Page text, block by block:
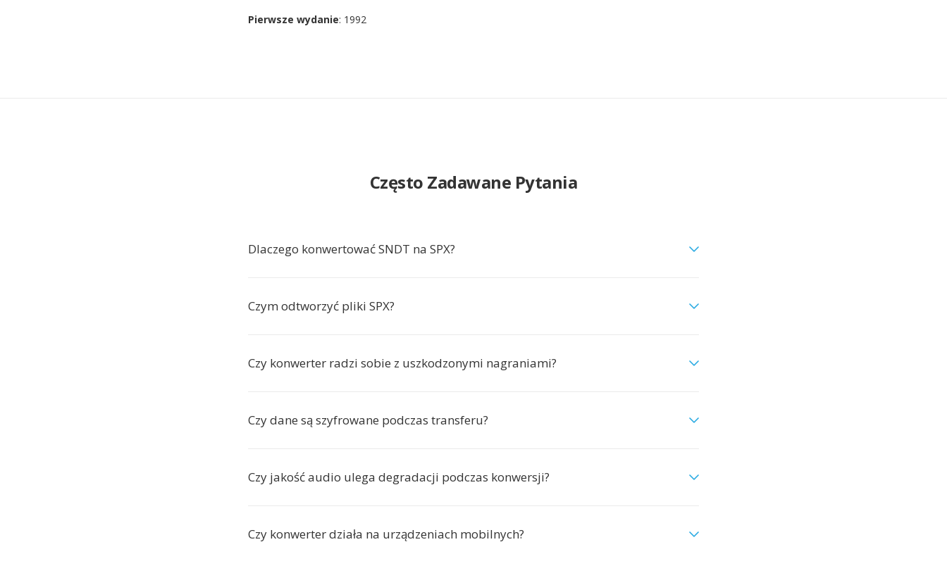
Pierwsze wydanie: 1992
Często Zadawane Pytania
Dlaczego konwertować SNDT na SPX?
Czym odtworzyć pliki SPX?
Czy konwerter radzi sobie z uszkodzonymi nagraniami?
Czy dane są szyfrowane podczas transferu?
Czy jakość audio ulega degradacji podczas konwersji?
Czy konwerter działa na urządzeniach mobilnych?